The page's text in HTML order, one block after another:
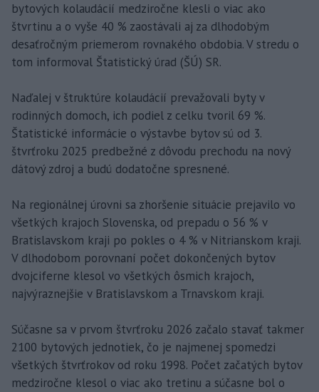
bytových kolaudácií medziročne klesli o viac ako
štvrtinu a o vyše 40 % zaostávali aj za dlhodobým
desaťročným priemerom rovnakého obdobia. V stredu o
tom informoval Štatistický úrad (ŠÚ) SR.
Naďalej v štruktúre kolaudácií prevažovali byty v
rodinných domoch, ich podiel z celku tvoril 69 %.
Štatistické informácie o výstavbe bytov sú od 3.
štvrťroku 2025 predbežné z dôvodu prechodu na nový
dátový zdroj a budú dodatočne spresnené.
Na regionálnej úrovni sa zhoršenie situácie prejavilo vo
všetkých krajoch Slovenska, od prepadu o 56 % v
Bratislavskom kraji po pokles o 4 % v Nitrianskom kraji.
V dlhodobom porovnaní počet dokončených bytov
dvojciferne klesol vo všetkých ôsmich krajoch,
najvýraznejšie v Bratislavskom a Trnavskom kraji.
Súčasne sa v prvom štvrťroku 2026 začalo stavať takmer
2100 bytových jednotiek, čo je najmenej spomedzi
všetkých štvrťrokov od roku 1998. Počet začatých bytov
medziročne klesol o viac ako tretinu a súčasne bol o